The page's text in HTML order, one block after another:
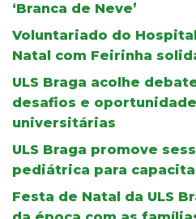
‘Branca de Neve’
Voluntariado do
Natal com Feirinha
ULS Braga acolhe
desafios e
universitárias
ULS Braga promove
pediátrica para
Festa de Natal da ULS